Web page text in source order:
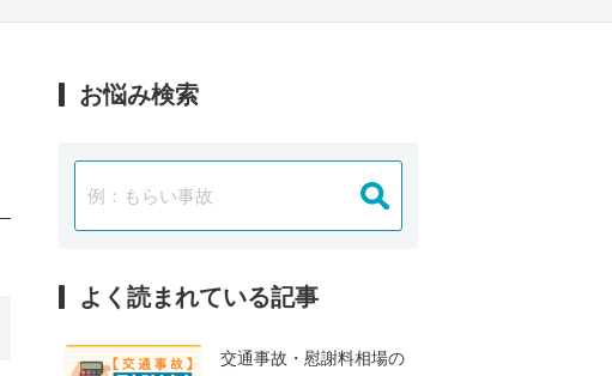
お悩み検索
よく読まれている記事
交通事故・慰謝料相場の